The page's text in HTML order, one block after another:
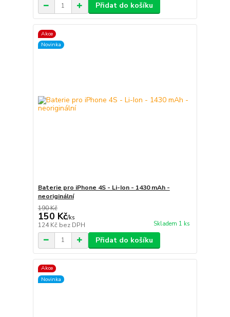
Přidat do košíku
Akce
Novinka
Baterie pro iPhone 4S - Li-Ion - 1430 mAh -
neoriginální
190 Kč
150 Kč/ks
124 Kč bez DPH Skladem 1 ks
Přidat do košíku
Akce
Novinka